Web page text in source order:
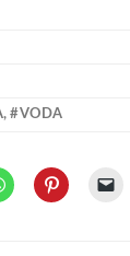
, VODA